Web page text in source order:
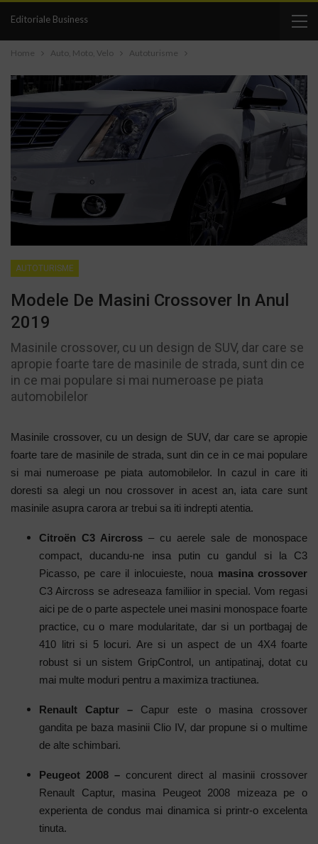
Editoriale Business
Home Auto, Moto, Velo Autoturisme
AUTOTURISME
Modele De Masini Crossover In Anul
2019
Masinile crossover, cu un design de SUV, dar care se
apropie foarte tare de masinile de strada, sunt din ce
in ce mai populare si mai numeroase pe piata
automobilelor
Masinile crossover, cu un design de SUV, dar care se apropie
foarte tare de masinile de strada, sunt din ce in ce mai populare
si mai numeroase pe piata automobilelor. In cazul in care iti
doresti sa alegi un nou crossover in acest an, iata care sunt
masinile asupra carora ar trebui sa iti indrepti atentia.
Citroën C3 Aircross – cu aerele sale de monospace
compact, ducandu-ne insa putin cu gandul si la C3
Picasso, pe care il inlocuieste, noua masina crossover
C3 Aircross se adreseaza familiior in special. Vom regasi
aici pe de o parte aspectele unei masini monospace foarte
practice, cu o mare modularitate, dar si un portbagaj de
410 litri si 5 locuri. Are si un aspect de un 4X4 foarte
robust si un sistem GripControl, un antipatinaj, dotat cu
mai multe moduri pentru a maximiza tractiunea.
Renault Captur – Capur este o masina crossover
gandita pe baza masinii Clio IV, dar propune si o multime
de alte schimbari.
Peugeot 2008 – concurent direct al masinii crossover
Renault Captur, masina Peugeot 2008 mizeaza pe o
experienta de condus mai dinamica si printr-o excelenta
tinuta.